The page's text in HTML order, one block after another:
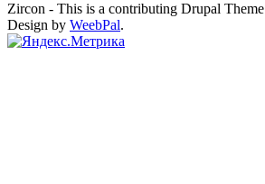
Zircon - This is a contributing Drupal Theme
Design by WeebPal.